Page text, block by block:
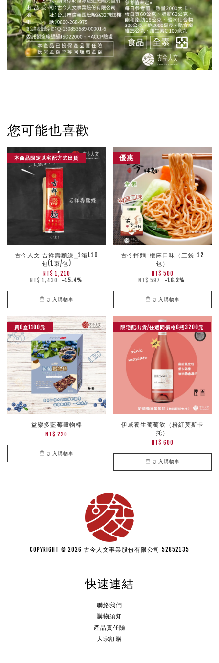
您可能也喜歡
本商品限定以宅配方式出貨
古今人文 吉祥壽麵線_1箱110
包(1束/包)
NT$ 1,210
NT$ 1,430 -15.4%
加入購物車
優惠
古今拌麵-椒麻口味（三袋-12
包）
NT$ 500
NT$ 597 -16.2%
加入購物車
買6盒1100元
益樂多藍莓穀物棒
NT$ 220
加入購物車
限宅配出貨/任選同價格6瓶3200元
伊威養生葡萄飲（粉紅莫斯卡
托）
NT$ 600
加入購物車
COPYRIGHT © 2026 古今人文事業股份有限公司 52852135
快速連結
聯絡我們
購物須知
產品責任險
大宗訂購